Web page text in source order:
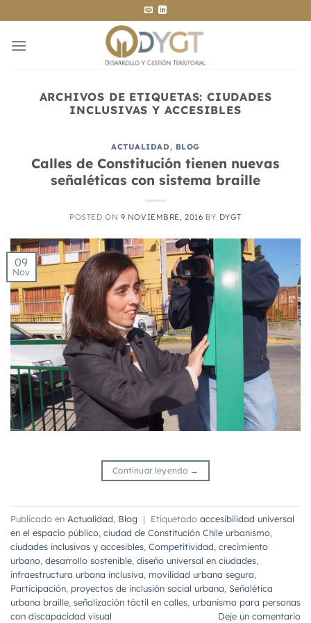
al
contenido
ARCHIVOS DE ETIQUETAS: CIUDADES
INCLUSIVAS Y ACCESIBLES
ACTUALIDAD, BLOG
Calles de Constitución tienen nuevas
señaléticas con sistema braille
POSTED ON 9 NOVIEMBRE, 2016 BY DYGT
09
Nov
Continuar leyendo →
Publicado en Actualidad Blog | Etiquetado accesibilidad universal
en el espacio público ciudad de Constitución Chile urbanismo
ciudades inclusivas y accesibles Competitividad crecimiento
urbano desarrollo sostenible diseño universal en ciudades
infraestructura urbana inclusiva movilidad urbana segura
Participación proyectos de inclusión social urbana Señalética
urbana braille señalización táctil en calles urbanismo para personas
con discapacidad visual
Deje un comentario